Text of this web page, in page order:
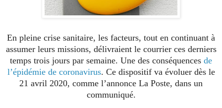
En pleine crise sanitaire, les facteurs, tout en continuant à
assumer leurs missions, délivraient le courrier ces derniers
temps trois jours par semaine. Une des conséquences de
l’épidémie de coronavirus. Ce dispositif va évoluer dès le
21 avril 2020, comme l’annonce La Poste, dans un
communiqué.